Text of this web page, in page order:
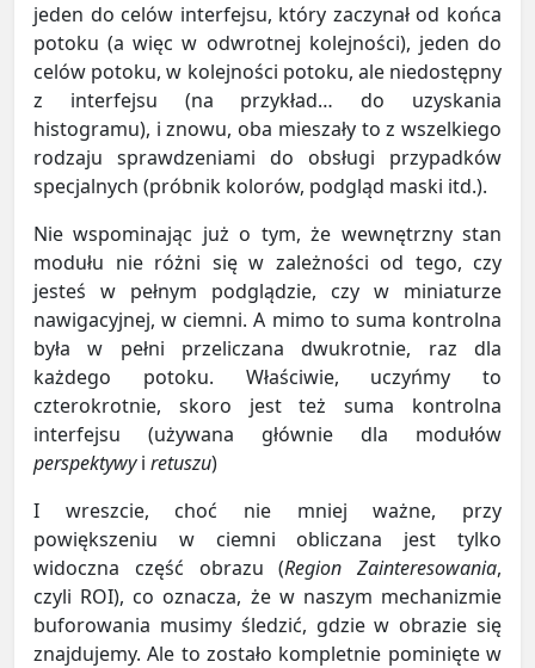
jeden do celów interfejsu, który zaczynał od końca
potoku (a więc w odwrotnej kolejności), jeden do
celów potoku, w kolejności potoku, ale niedostępny
z interfejsu (na przykład… do uzyskania
histogramu), i znowu, oba mieszały to z wszelkiego
rodzaju sprawdzeniami do obsługi przypadków
specjalnych (próbnik kolorów, podgląd maski itd.).
Nie wspominając już o tym, że wewnętrzny stan
modułu nie różni się w zależności od tego, czy
jesteś w pełnym podglądzie, czy w miniaturze
nawigacyjnej, w ciemni. A mimo to suma kontrolna
była w pełni przeliczana dwukrotnie, raz dla
każdego potoku. Właściwie, uczyńmy to
czterokrotnie, skoro jest też suma kontrolna
interfejsu (używana głównie dla modułów
perspektywyi retuszu)
I wreszcie, choć nie mniej ważne, przy
powiększeniu w ciemni obliczana jest tylko
widoczna część obrazu (Region Zainteresowania,
czyli ROI), co oznacza, że w naszym mechanizmie
buforowania musimy śledzić, gdzie w obrazie się
znajdujemy. Ale to zostało kompletnie pominięte w